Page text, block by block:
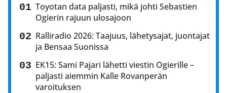
Toyotan data paljasti, mikä johti Sebastien
Ogierin rajuun ulosajoon
Ralliradio 2026: Taajuus, lähetysajat, juontajat
ja Bensaa Suonissa
EK15: Sami Pajari lähetti viestin Ogierille –
paljasti aiemmin Kalle Rovanperän
varoituksen